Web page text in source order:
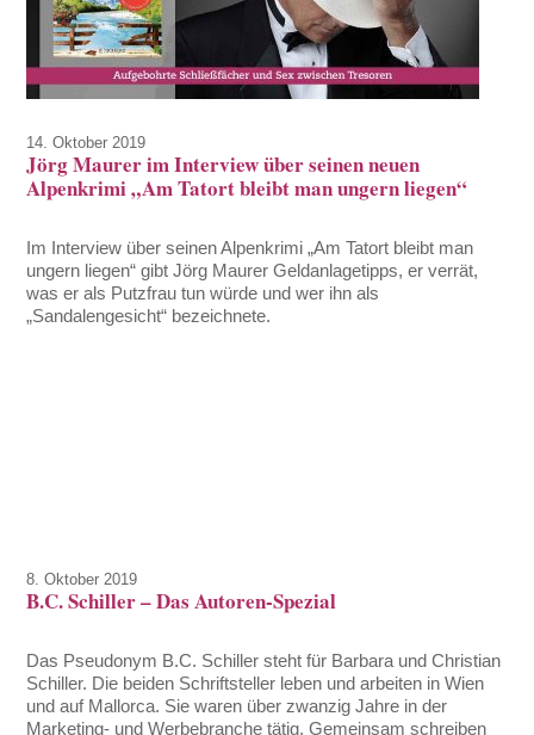
14. Oktober 2019
Jörg Maurer im Interview über seinen neuen
Alpenkrimi „Am Tatort bleibt man ungern liegen“
Im Interview über seinen Alpenkrimi „Am Tatort bleibt man
ungern liegen“ gibt Jörg Maurer Geldanlagetipps, er verrät,
was er als Putzfrau tun würde und wer ihn als
„Sandalengesicht“ bezeichnete.
8. Oktober 2019
B.C. Schiller – Das Autoren-Spezial
Das Pseudonym B.C. Schiller steht für Barbara und Christian
Schiller. Die beiden Schriftsteller leben und arbeiten in Wien
und auf Mallorca. Sie waren über zwanzig Jahre in der
Marketing- und Werbebranche tätig. Gemeinsam schreiben